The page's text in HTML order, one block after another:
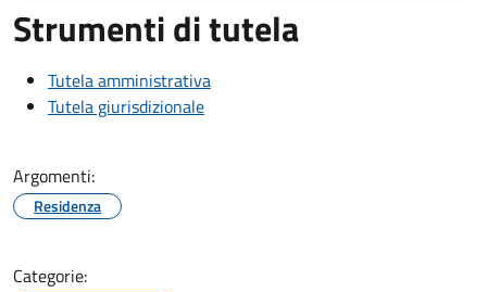
Strumenti di tutela
Tutela amministrativa
Tutela giurisdizionale
Argomenti:
Residenza
Categorie: